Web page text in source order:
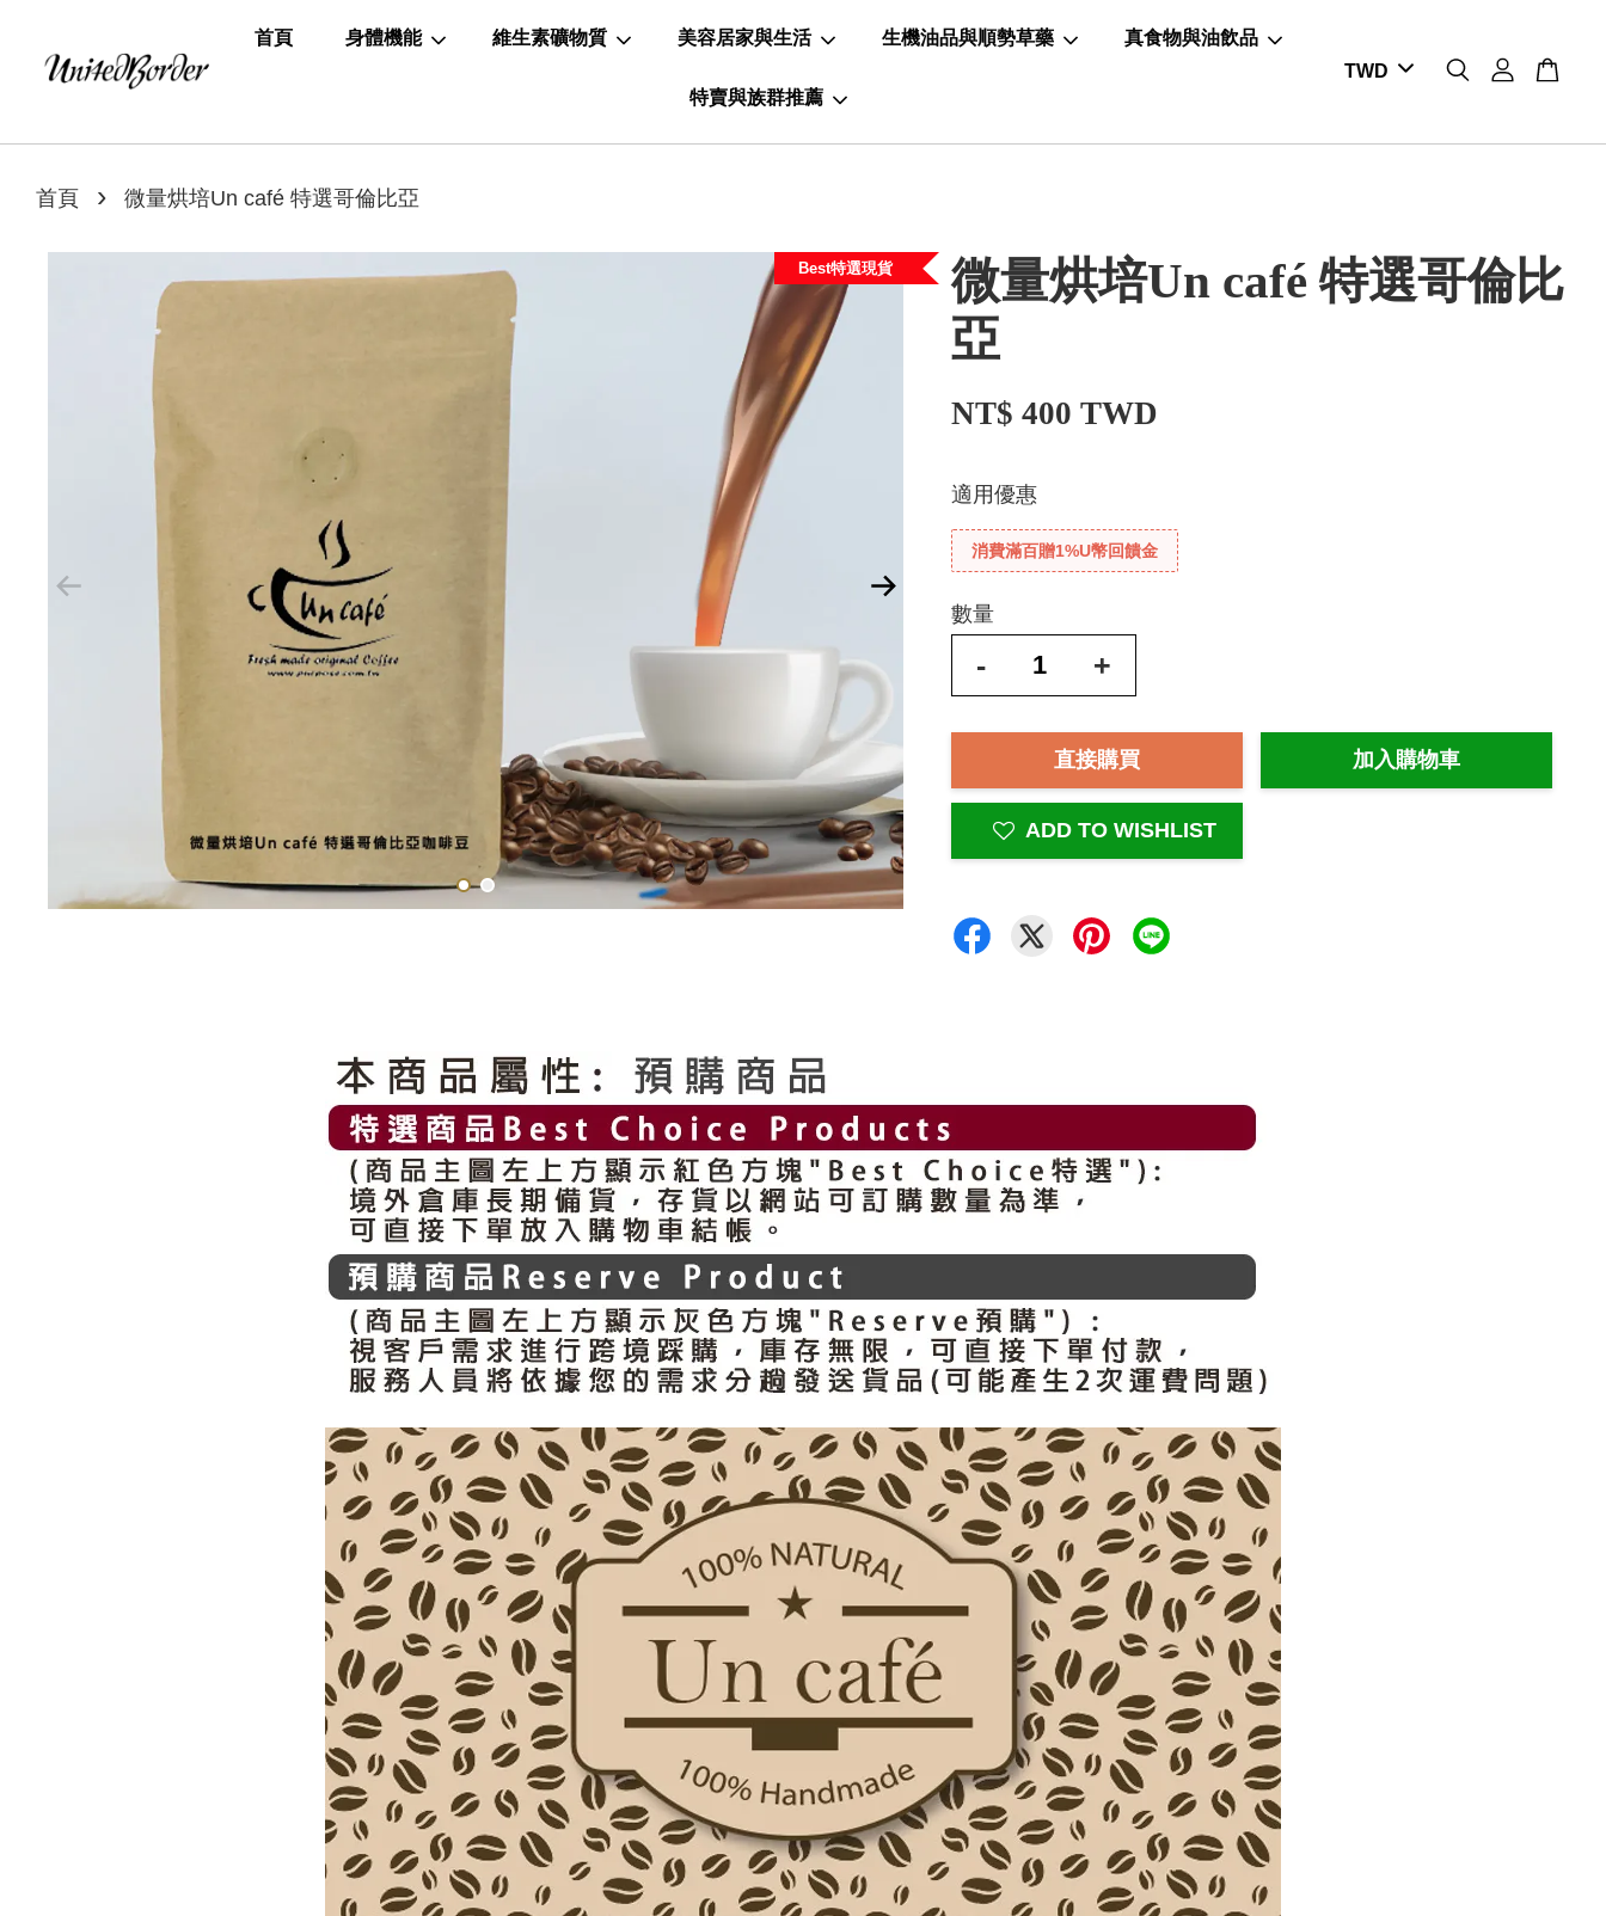
首頁 身體機能 維生素礦物質 美容居家與生活 生機油品與順勢草藥 真食物與油飲品
特賣與族群推薦
首頁 › 微量烘培Un café 特選哥倫比亞
Best特選現貨
微量烘培Un café 特選哥倫比
亞
NT$ 400 TWD
適用優惠
消費滿百贈1%U幣回饋金
數量
- +
直接購買 加入購物車
ADD TO WISHLIST